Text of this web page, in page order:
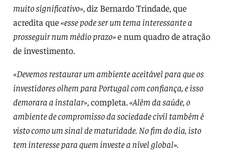
muito significativo», diz Bernardo Trindade, que
acredita que«esse pode ser um tema interessante a
prosseguir num médio prazo»e num quadro de atração
de investimento.
«Devemos restaurar um ambiente aceitável para que os
investidores olhem para Portugal com confiança, e isso
demorara a instalar», completa.«Além da saúde, o
ambiente de compromisso da sociedade civil também é
visto como um sinal de maturidade. No fim do dia, isto
tem interesse para quem investe a nível global».